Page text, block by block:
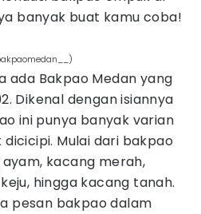
banyak buat kamu coba!
ada Bakpao Medan yang
Dikenal dengan isiannya
ini punya banyak varian
Mulai dari bakpao
kacang merah,
hingga kacang tanah.
pesan bakpao dalam